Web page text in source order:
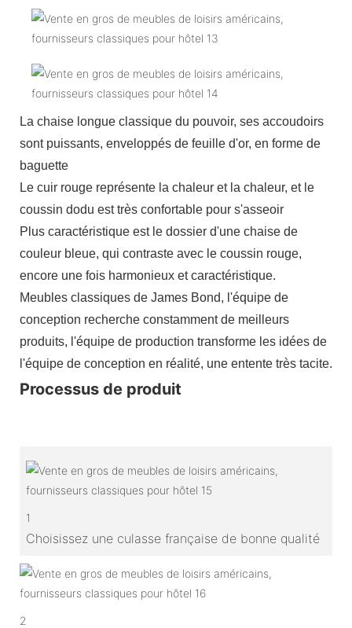
La chaise longue classique du pouvoir, ses accoudoirs
sont puissants, enveloppés de feuille d'or, en forme de
baguette
Le cuir rouge représente la chaleur et la chaleur, et le
coussin dodu est très confortable pour s'asseoir
Plus caractéristique est le dossier d'une chaise de
couleur bleue, qui contraste avec le coussin rouge,
encore une fois harmonieux et caractéristique.
Meubles classiques de James Bond, l'équipe de
conception recherche constamment de meilleurs
produits, l'équipe de production transforme les idées de
l'équipe de conception en réalité, une entente très tacite.
Processus de produit
1
Choisissez une culasse française de bonne qualité
2